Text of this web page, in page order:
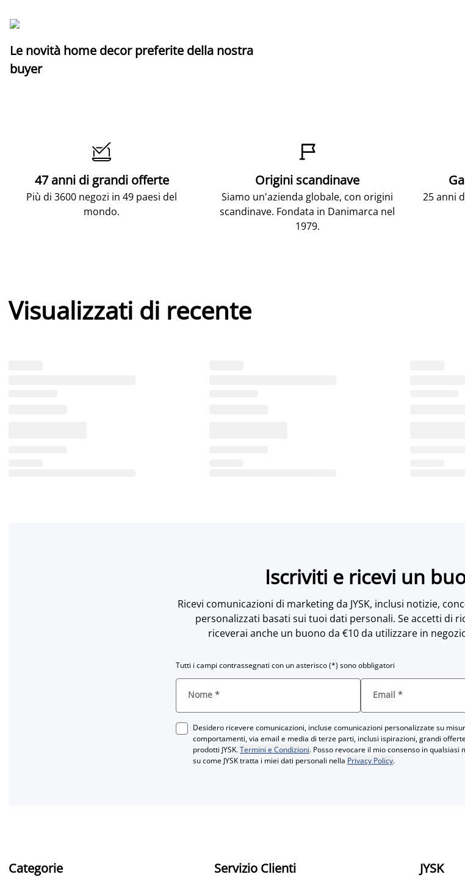
Le novità home decor preferite della nostra
buyer

47 anni di grandi offerte
Più di 3600 negozi in 49 paesi del
mondo.

Origini scandinave
Siamo un'azienda globale, con origini
scandinave. Fondata in Danimarca nel
1979.
25 anni
Visualizzati di recente
Iscriviti e ricevi un
Ricevi comunicazioni di marketing da JYSK, inclusi notizie,
personalizzati basati sui tuoi dati personali. Se accetti di
riceverai anche un buono da €10 da utilizzare in
Tutti i campi contrassegnati con un asterisco (*) sono obbligatori
Nome * Email *
Desidero ricevere comunicazioni, incluse comunicazioni personalizzate su
comportamenti, via email e media di terze parti, inclusi ispirazioni, grandi
prodotti JYSK.Termini e Condizioni. Posso revocare il mio consenso in qualsiasi
su come JYSK tratta i miei dati personali nella Privacy Policy.
Categorie Servizio Clienti JYSK